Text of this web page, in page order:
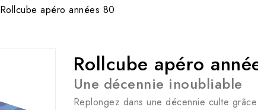
Rollcube apéro années 80
Rollcube apéro
Une décennie inoubliable
Replongez dans une décennie culte